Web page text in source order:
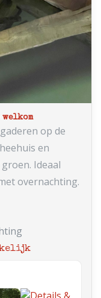
op de
en
Ideaal
overnachting.